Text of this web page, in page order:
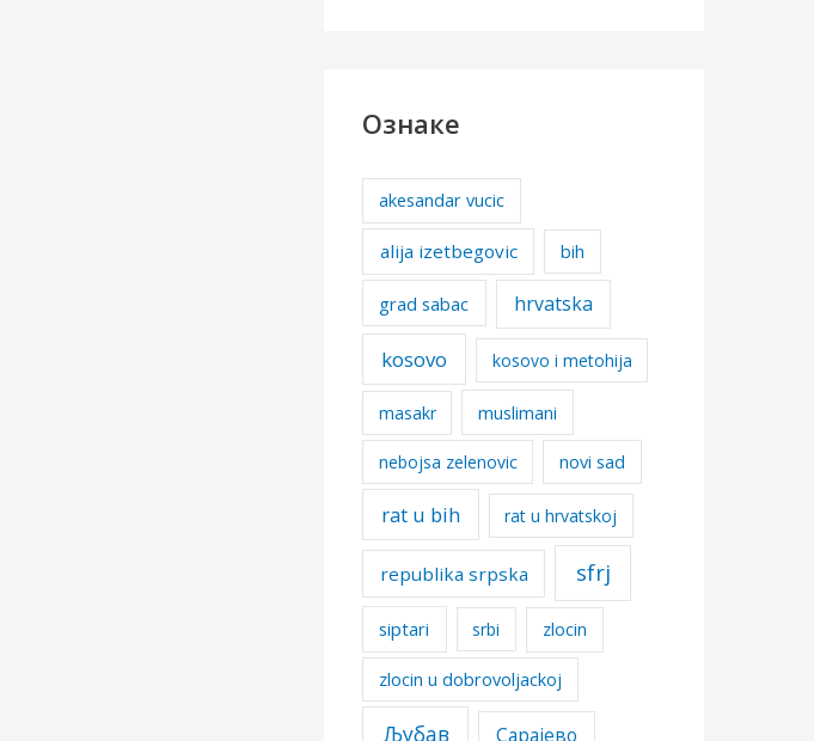
Ознаке
akesandar vucic
alija izetbegovic bih
grad sabac hrvatska
kosovo kosovo i metohija
masakr muslimani
nebojsa zelenovic novi sad
rat u bih rat u hrvatskoj
republika srpska sfrj
siptari srbi zlocin
zlocin u dobrovoljackoj
Љубав Сарајево